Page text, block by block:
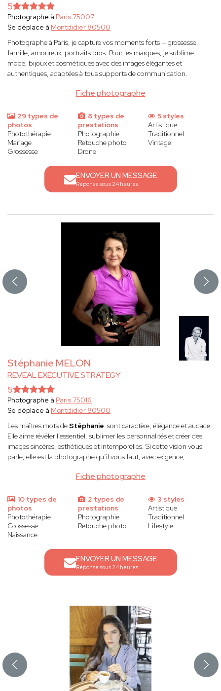
Fiche photographe
5
Photographe à Paris 75007
Se déplace à Montdidier 80500
Photographe à Paris, je capture vos moments forts — grossesse,
famille, amoureux, portraits pros. Pour les marques, je sublime
mode, bijoux et cosmétiques avec des images élégantes et
authentiques, adaptées à tous supports de communication.
29 types de
photos
Photothérapie
Mariage
Grossesse
8 types de
prestations
Photographie
Retouche photo
Drone
5 styles
Artistique
Traditionnel
Vintage
ENVOYER UN MESSAGE
Réponse sous 24 heures
Stéphanie MELON
REVEAL EXECUTIVE STRATEGY
Fiche photographe
5
Photographe à Paris 75016
Se déplace à Montdidier 80500
Les maîtres mots deStéphanie sont caractère, élégance et audace.
Elle aime révéler l’essentiel, sublimer les personnalités et créer des
images sincères, esthétiques et intemporelles. Si cette vision vous
parle, elle est la photographe qu’il vous faut, avec exigence,
10 types de
photos
Photothérapie
Grossesse
Naissance
2 types de
prestations
Photographie
Retouche photo
3 styles
Artistique
Traditionnel
Lifestyle
ENVOYER UN MESSAGE
Réponse sous 24 heures